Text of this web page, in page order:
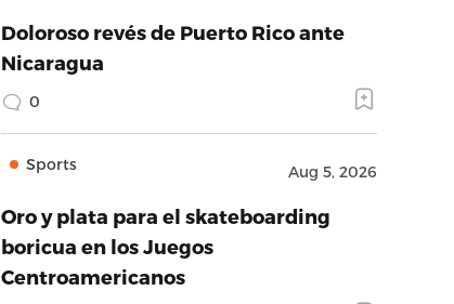
Doloroso revés de Puerto Rico ante
Nicaragua
0
Sports Aug 5, 2026
Oro y plata para el skateboarding
boricua en los Juegos
Centroamericanos